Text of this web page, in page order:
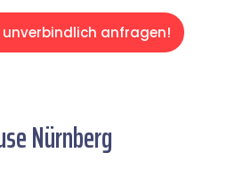
unverbindlich anfragen!
Nürnberg